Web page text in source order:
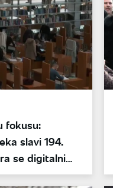
fokusu:
slavi 194.
se digitalni
knjiga